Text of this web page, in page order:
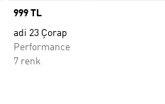
Price
999 TL
adi 23 Çorap
Performance
7 renk